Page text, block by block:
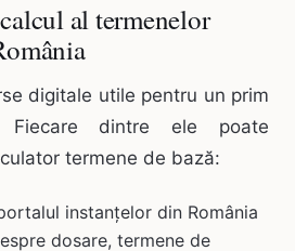
al termenelor
digitale utile pentru un prim
Fiecare dintre ele poate
termene de bază:
instanțelor din România
dosare, termene de